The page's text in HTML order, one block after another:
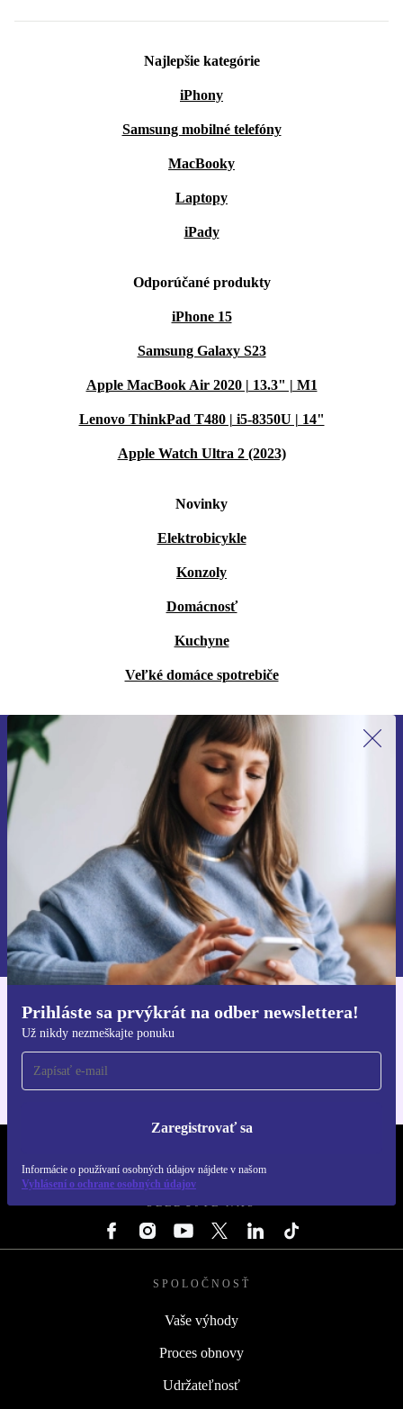
Najlepšie kategórie
iPhony
Samsung mobilné telefóny
MacBooky
Laptopy
iPady
Odporúčané produkty
iPhone 15
Samsung Galaxy S23
Apple MacBook Air 2020 | 13.3" | M1
Lenovo ThinkPad T480 | i5-8350U | 14"
Apple Watch Ultra 2 (2023)
Novinky
Elektrobicykle
Konzoly
Domácnosť
Kuchyne
Veľké domáce spotrebiče
Prihláste sa prvýkrát na odber newslettera!
Už nikdy nezmeškajte ponuku
Zaregistrovať sa
Informácie o používaní osobných údajov nájdete v našom
Vyhlásení o ochrane osobných údajov
Prihláste sa prvýkrát na newsletter!
Už nikdy nezmeškajte ponuku.
Zaregistrovať sa
Informácie o používaní osobných údajov nájdete v našich
Zásadách ochrany osobných údajov.
Získajte aplikáciu refurbed
Pre iOS a Android
SLEDUJTE NÁS
SPOLOČNOSŤ
Vaše výhody
Proces obnovy
Udržateľnosť